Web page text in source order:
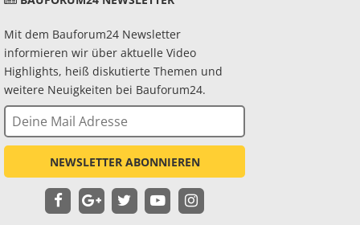
Mit dem Bauforum24 Newsletter
informieren wir über aktuelle Video
Highlights, heiß diskutierte Themen und
weitere Neuigkeiten bei Bauforum24.
NEWSLETTER ABONNIEREN